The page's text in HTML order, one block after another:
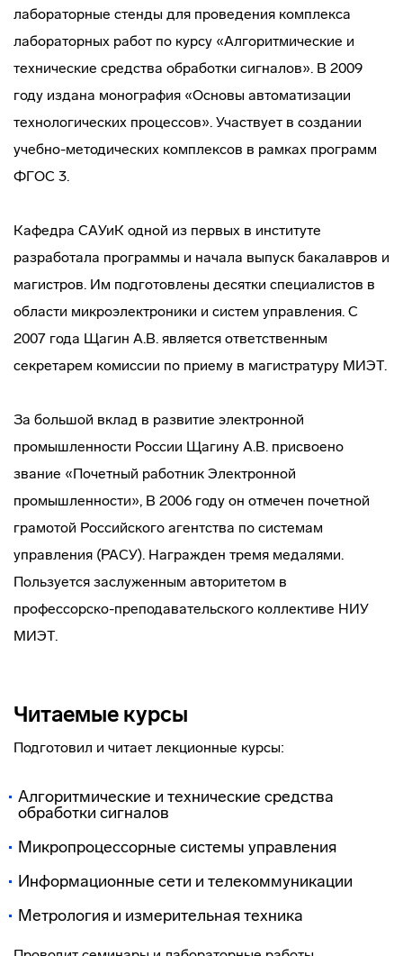
лабораторные стенды для проведения комплекса
лабораторных работ по курсу «Алгоритмические и
технические средства обработки сигналов». В 2009
году издана монография «Основы автоматизации
технологических процессов». Участвует в создании
учебно-методических комплексов в рамках программ
ФГОС 3.
Кафедра САУиК одной из первых в институте
разработала программы и начала выпуск бакалавров и
магистров. Им подготовлены десятки специалистов в
области микроэлектроники и систем управления. С
2007 года Щагин А.В. является ответственным
секретарем комиссии по приему в магистратуру МИЭТ.
За большой вклад в развитие электронной
промышленности России Щагину А.В. присвоено
звание «Почетный работник Электронной
промышленности», В 2006 году он отмечен почетной
грамотой Российского агентства по системам
управления (РАСУ). Награжден тремя медалями.
Пользуется заслуженным авторитетом в
профессорско-преподавательского коллективе НИУ
МИЭТ.
Читаемые курсы
Подготовил и читает лекционные курсы:
Алгоритмические и технические средства
обработки сигналов
Микропроцессорные системы управления
Информационные сети и телекоммуникации
Метрология и измерительная техника